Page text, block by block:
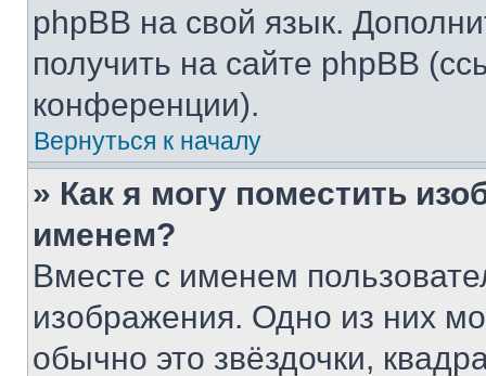
phpBB на свой язык.
получить на сайте phpBB
конференции).
Вернуться к началу
» Как я могу поместить
именем?
Вместе с именем
изображения. Одно из них
обычно это звёздочки,